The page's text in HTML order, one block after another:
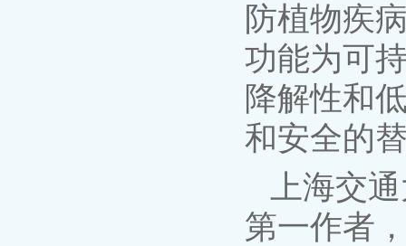
防植物疾
功能为可
降解性和
和安全的
上海交
第一作者